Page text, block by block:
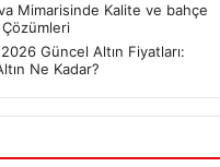
Mimarisinde Kalite ve bahçe
Çözümleri
Güncel Altın Fiyatları:
Ne Kadar?